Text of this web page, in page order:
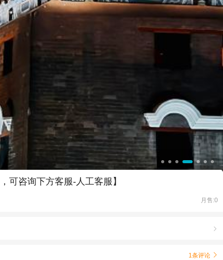
可咨询下方客服-人工客服】
月售:0

1条评论 